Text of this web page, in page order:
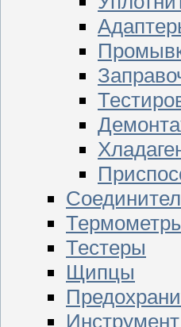
Тестеры
Щипцы